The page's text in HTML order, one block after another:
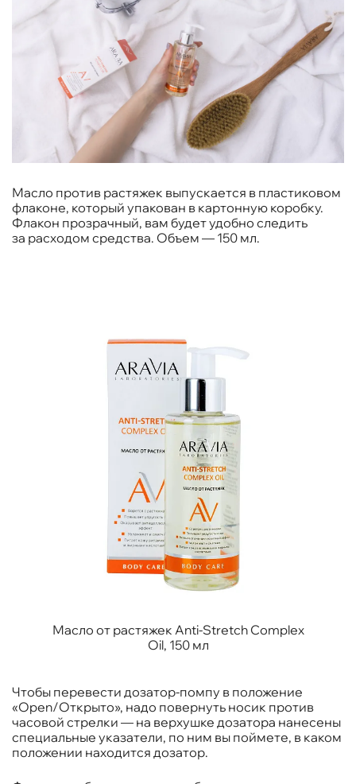
Масло против растяжек выпускается в пластиковом
флаконе, который упакован в картонную коробку.
Флакон прозрачный, вам будет удобно следить
за расходом средства. Объем — 150 мл.
Масло от растяжек Anti-Stretch Complex
Oil, 150 мл
Чтобы перевести дозатор-помпу в положение
«Open/Открыто», надо повернуть носик против
часовой стрелки — на верхушке дозатора нанесены
специальные указатели, по ним вы поймете, в каком
положении находится дозатор.